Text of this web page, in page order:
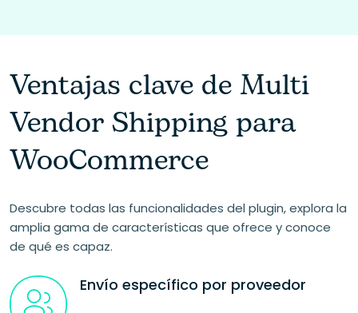
Ventajas clave de Multi
Vendor Shipping para
WooCommerce
Descubre todas las funcionalidades del plugin, explora la
amplia gama de características que ofrece y conoce
de qué es capaz.
Envío específico por proveedor